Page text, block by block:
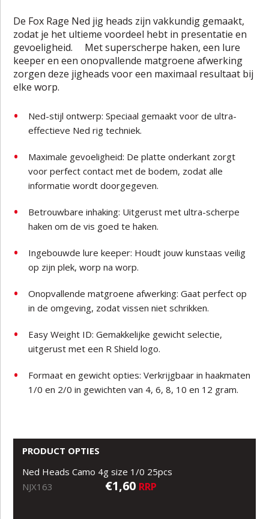
De Fox Rage Ned jig heads zijn vakkundig gemaakt,
zodat je het ultieme voordeel hebt in presentatie en
gevoeligheid. Met superscherpe haken, een lure
keeper en een onopvallende matgroene afwerking
zorgen deze jigheads voor een maximaal resultaat bij
elke worp.
Ned-stijl ontwerp: Speciaal gemaakt voor de ultra-
effectieve Ned rig techniek.
Maximale gevoeligheid: De platte onderkant zorgt
voor perfect contact met de bodem, zodat alle
informatie wordt doorgegeven.
Betrouwbare inhaking: Uitgerust met ultra-scherpe
haken om de vis goed te haken.
Ingebouwde lure keeper: Houdt jouw kunstaas veilig
op zijn plek, worp na worp.
Onopvallende matgroene afwerking: Gaat perfect op
in de omgeving, zodat vissen niet schrikken.
Easy Weight ID: Gemakkelijke gewicht selectie,
uitgerust met een R Shield logo.
Formaat en gewicht opties: Verkrijgbaar in haakmaten
1/0 en 2/0 in gewichten van 4, 6, 8, 10 en 12 gram.
PRODUCT OPTIES
Ned Heads Camo 4g size 1/0 25pcs
NJX163
€1,60 RRP